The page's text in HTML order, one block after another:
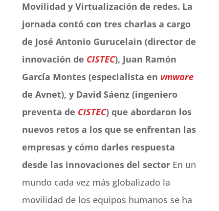
Movilidad y Virtualización de redes. La
jornada contó con tres charlas a cargo
de José Antonio Gurucelain (director de
innovación de CISTEC), Juan Ramón
García Montes (especialista en vmware
de Avnet), y David Sáenz (ingeniero
preventa de CISTEC) que abordaron los
nuevos retos a los que se enfrentan las
empresas y cómo darles respuesta
desde las innovaciones del sectorEn un
mundo cada vez más globalizado la
movilidad de los equipos humanos se ha